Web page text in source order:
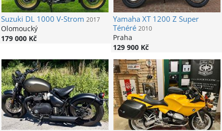
Suzuki DL 1000 V-Strom 2017
Olomoucký
179 000 Kč
YamahaXT 1200 Z Super
Ténéré 2010
Praha
129 900 Kč